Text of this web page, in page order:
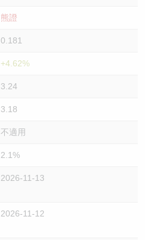
熊證
0.181
+4.62%
3.24
3.18
不適用
2.1%
2026-11-13
2026-11-12